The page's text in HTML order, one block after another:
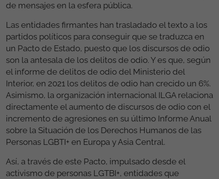
de mensajes en la esfera pública.
Las entidades firmantes han trasladado el texto a los
partidos políticos para conseguir que se traduzca en
un Pacto de Estado, puesto que los discursos de odio
son la antesala de los delitos de odio. Y es que, según
el informe de delitos de odio del Ministerio del
Interior, en 2021 los delitos de odio han crecido un 6%.
Asimismo, la organización internacional ILGA relaciona
directamente el aumento de discursos de odio con el
incremento de agresiones en su último Informe Anual
sobre la Situación de los Derechos Humanos de las
Personas LGBTI+ en Europa y Asia Central.
Así, a través de este Pacto, impulsado desde el
activismo de personas LGTBI+, entidades que